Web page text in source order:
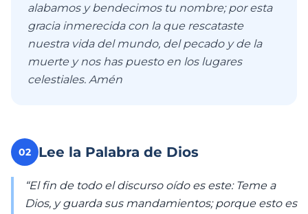
alabamos y bendecimos tu nombre; por esta
gracia inmerecida con la que rescataste
nuestra vida del mundo, del pecado y de la
muerte y nos has puesto en los lugares
celestiales. Amén
02 Lee la Palabra de Dios
“El fin de todo el discurso oído es este: Teme a
Dios, y guarda sus mandamientos; porque esto es